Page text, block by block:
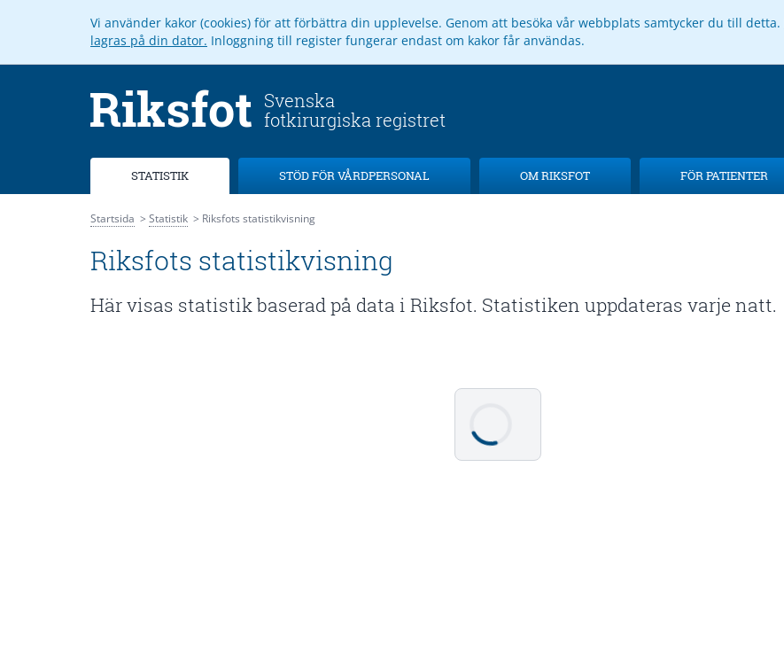
Vi använder kakor (cookies) för att förbättra din upplevelse. Genom att besöka vår webbplats samtycker du till detta.
lagras på din dator. Inloggning till register fungerar endast om kakor får användas.
STATISTIK STÖD FÖR VÅRDPERSONAL OM RIKSFOT FÖR PATIENTER
Startsida Statistik Riksfots statistikvisning
Riksfots statistikvisning
Här visas statistik baserad på data i Riksfot. Statistiken uppdateras varje natt.